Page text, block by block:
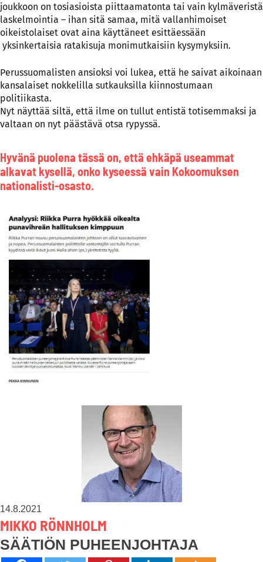
joukkoon on tosiasioista piittaamatonta tai vain kylmäveristä
laskelmointia – ihan sitä samaa, mitä vallanhimoiset
oikeistolaiset ovat aina käyttäneet esittäessään
yksinkertaisia ratakisuja monimutkaisiin kysymyksiin.
Perussuomalisten ansioksi voi lukea, että he saivat aikoinaan
kansalaiset nokkelilla sutkauksilla kiinnostumaan
politiikasta.
Nyt näyttää siltä, että ilme on tullut entistä totisemmaksi ja
valtaan on nyt päästävä otsa rypyssä.
Hyvänä puolena tässä on, että ehkäpä useammat
alkavat kysellä, onko kyseessä vain Kokoomuksen
nationalisti-osasto.
14.8.2021
MIKKO RÖNNHOLM
SÄÄTIÖN PUHEENJOHTAJA